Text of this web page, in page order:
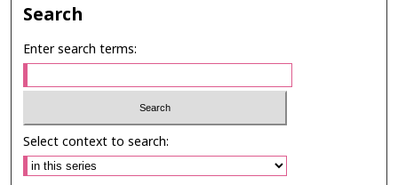
Search
Enter search terms:
Select context to search: